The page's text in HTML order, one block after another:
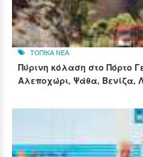
ΤΟΠΙΚΑ ΝΕΑ
Πύρινη κόλαση στο Πόρτο
Αλεποχώρι, Ψάθα, Βενίζα,